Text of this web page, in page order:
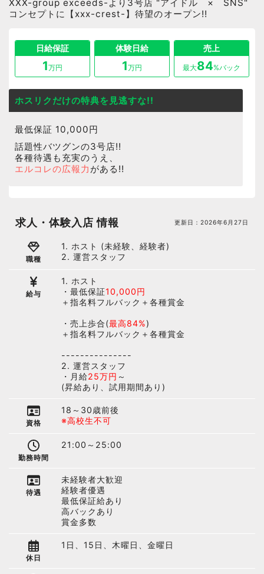
XXX-group exceeds-より3号店 "アイドル × SNS"
コンセプトに【xxx-crest-】待望のオープン!!
日給保証
1万円
体験日給
1万円
売上
最大84%バック
ホスリクだけの特典を見逃すな!!
最低保証 10,000円
話題性バツグンの3号店!!
各種待遇も充実のうえ、
エルコレの広報力 がある !!
求人・体験入店 情報 更新日： 2026年6月27日
職種
1. ホスト (未経験、経験者)
2. 運営スタッフ
給与
1. ホスト
・最低保証10,000円
＋指名料フルバック＋各種賞金
・売上歩合(最高84%)
＋指名料フルバック＋各種賞金
---------------
2. 運営スタッフ
・月給25万円 ～
(昇給あり、試用期間あり)
資格
18～30歳前後
※高校生不可
勤務時間
21:00～25:00
待遇
未経験者大歓迎
経験者優遇
最低保証給あり
高バックあり
賞金多数
休日
1日、15日、木曜日、金曜日